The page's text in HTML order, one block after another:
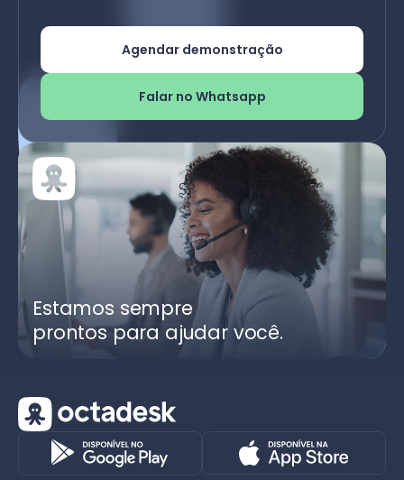
Agendar demonstração
Falar no Whatsapp
Estamos sempre
prontos para ajudar você.